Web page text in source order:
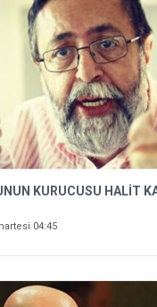
KURUCUSU HALİT
04:45